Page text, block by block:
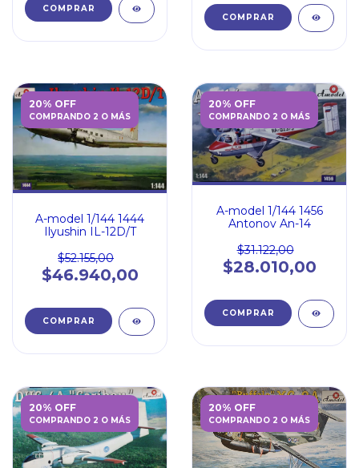
20% OFF
COMPRANDO 2 O MÁS
A-model 1/144 1444
Ilyushin IL-12D/T
$52.155,00
$46.940,00
20% OFF
COMPRANDO 2 O MÁS
A-model 1/144 1456
Antonov An-14
$31.122,00
$28.010,00
20% OFF
COMPRANDO 2 O MÁS
20% OFF
COMPRANDO 2 O MÁS